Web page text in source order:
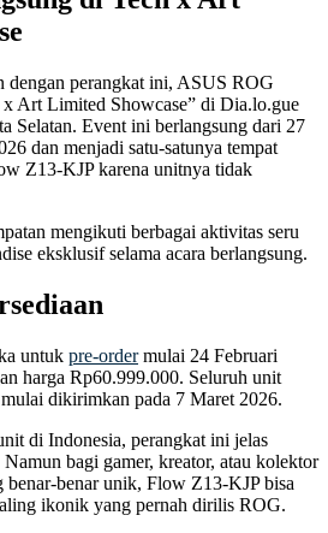
dengan perangkat ini, ASUS ROG
x Art Limited Showcase” di Dia.lo.gue
Selatan. Event ini berlangsung dari 27
dan menjadi satu-satunya tempat
Z13-KJP karena unitnya tidak
mengikuti berbagai aktivitas seru
eksklusif selama acara berlangsung.
untuk pre-ordermulai 24 Februari
harga Rp60.999.000. Seluruh unit
dikirimkan pada 7 Maret 2026.
di Indonesia, perangkat ini jelas
bagi gamer, kreator, atau kolektor
benar-benar unik, Flow Z13-KJP bisa
ikonik yang pernah dirilis ROG.